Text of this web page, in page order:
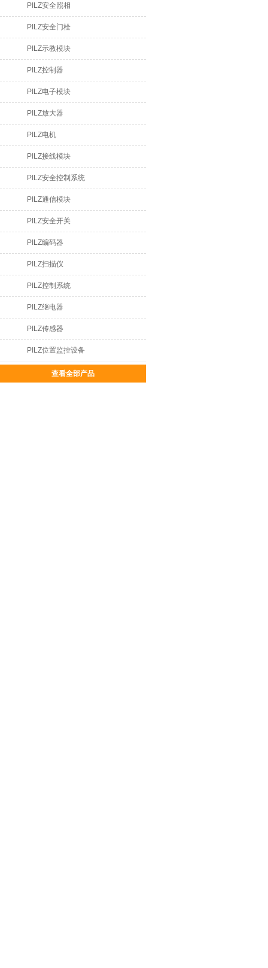
PILZ安全照相
PILZ安全门栓
PILZ示教模块
PILZ控制器
PILZ电子模块
PILZ放大器
PILZ电机
PILZ接线模块
PILZ安全控制系统
PILZ通信模块
PILZ安全开关
PILZ编码器
PILZ扫描仪
PILZ控制系统
PILZ继电器
PILZ传感器
PILZ位置监控设备
查看全部产品